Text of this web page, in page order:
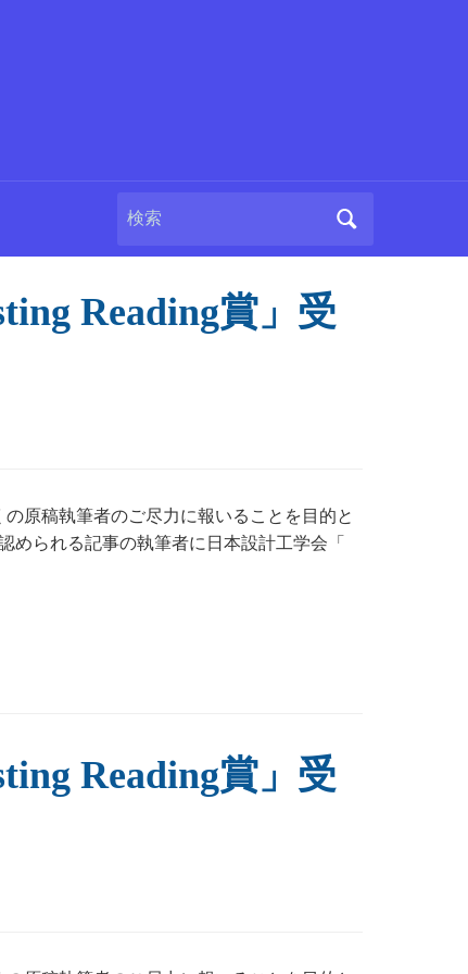
Search
Reading賞」受
原稿執筆者のご尽力に報いることを目的と
められる記事の執筆者に日本設計工学会「
Reading賞」受